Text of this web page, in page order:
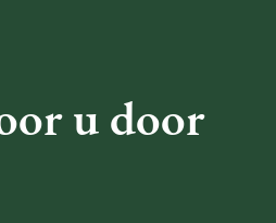
u door